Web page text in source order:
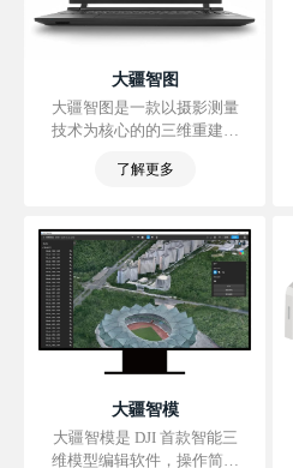
大疆智图
大疆智图是一款以摄影测量
技术为核心的的三维重建软
高效二三维重建、大疆激光
形成完美搭配，形成面向测
绘、电力、应急、建筑、交
通、农业等垂直领域完整的
应用解决方案。
了解更多
大疆智模
大疆智模是 DJI 首款智能三
维模型编辑软件，操作简单